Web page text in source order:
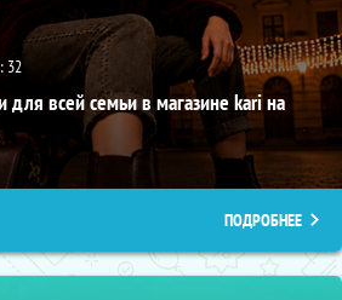
32
всей семьи в магазине kari на
ПОДРОБНЕЕ